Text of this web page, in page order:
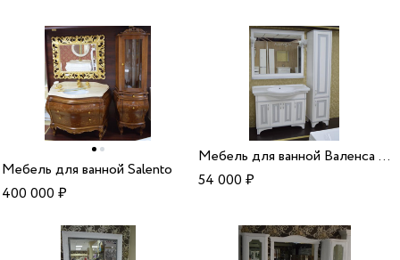
Мебель для ванной Salento
400 000₽
Мебель для ванной Валенса каракалет/серебро
54 000₽